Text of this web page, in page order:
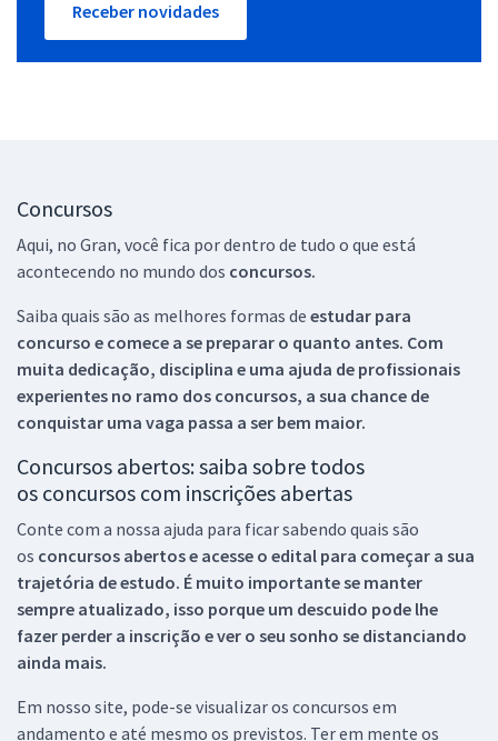
Receber novidades
Concursos
Aqui, no Gran, você fica por dentro de tudo o que está
acontecendo no mundo dos concursos.
Saiba quais são as melhores formas de estudar para
concurso e comece a se preparar o quanto antes. Com
muita dedicação, disciplina e uma ajuda de profissionais
experientes no ramo dos concursos, a sua chance de
conquistar uma vaga passa a ser bem maior.
Concursos abertos: saiba sobre todos
os concursos com inscrições abertas
Conte com a nossa ajuda para ficar sabendo quais são
os concursos abertos e acesse o edital para começar a sua
trajetória de estudo. É muito importante se manter
sempre atualizado, isso porque um descuido pode lhe
fazer perder a inscrição e ver o seu sonho se distanciando
ainda mais.
Em nosso site, pode-se visualizar os concursos em
andamento e até mesmo os previstos. Ter em mente os